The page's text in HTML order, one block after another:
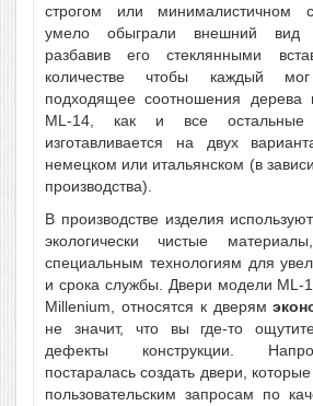
строгом или минималистичном
умело обыграли внешний вид
разбавив его стеклянными
количестве чтобы каждый
подходящее соотношения дерева
ML-14, как и все остальные
изготавливается на двух
немецком или итальянском (в
производства).
В производстве изделия
экологически чистые
специальным технологиям для
и срока службы. Двери модели ML-
Millenium, относятся к дверям
не значит, что вы где-то
дефекты конструкции.
постаралась создать двери,
пользовательским запросам по